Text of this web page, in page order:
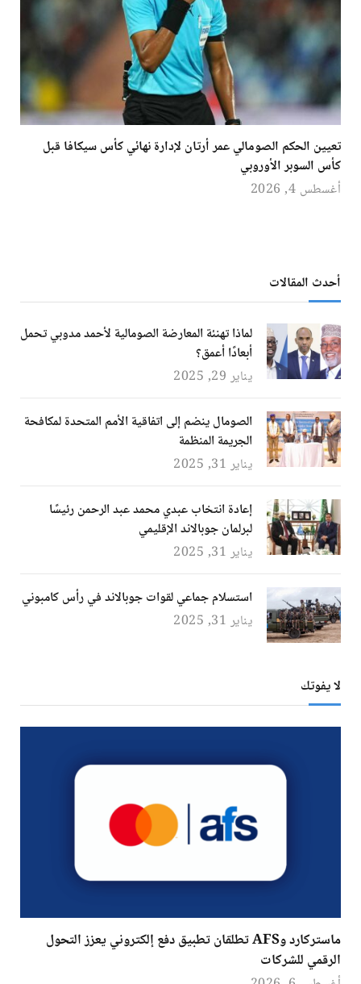
تعيين الحكم الصومالي عمر أرتان لإدارة نهائي كأس سيكافا قبل
كأس السوبر الأوروبي
أغسطس 4, 2026
أحدث المقالات
لماذا تهنئة المعارضة الصومالية لأحمد مدوبي تحمل
أبعادًا أعمق؟
يناير 29, 2025
الصومال ينضم إلى اتفاقية الأمم المتحدة لمكافحة
الجريمة المنظمة
يناير 31, 2025
إعادة انتخاب عبدي محمد عبد الرحمن رئيسًا
لبرلمان جوبالاند الإقليمي
يناير 31, 2025
استسلام جماعي لقوات جوبالاند في رأس كامبوني
يناير 31, 2025
لا يفوتك
ماستركارد وAFS تطلقان تطبيق دفع إلكتروني يعزز التحول
الرقمي للشركات